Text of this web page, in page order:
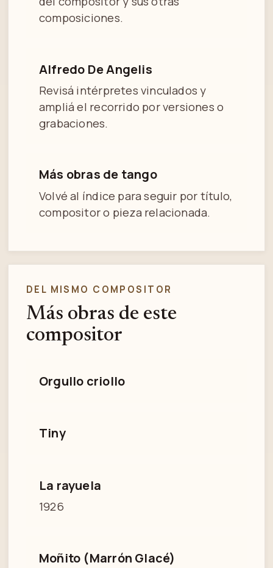
composiciones.
Alfredo De Angelis
Revisá intérpretes vinculados y
ampliá el recorrido por versiones o
grabaciones.
Más obras de tango
Volvé al índice para seguir por título,
compositor o pieza relacionada.
DEL MISMO COMPOSITOR
Más obras de este
compositor
Orgullo criollo
Tiny
La rayuela
1926
Moñito (Marrón Glacé)